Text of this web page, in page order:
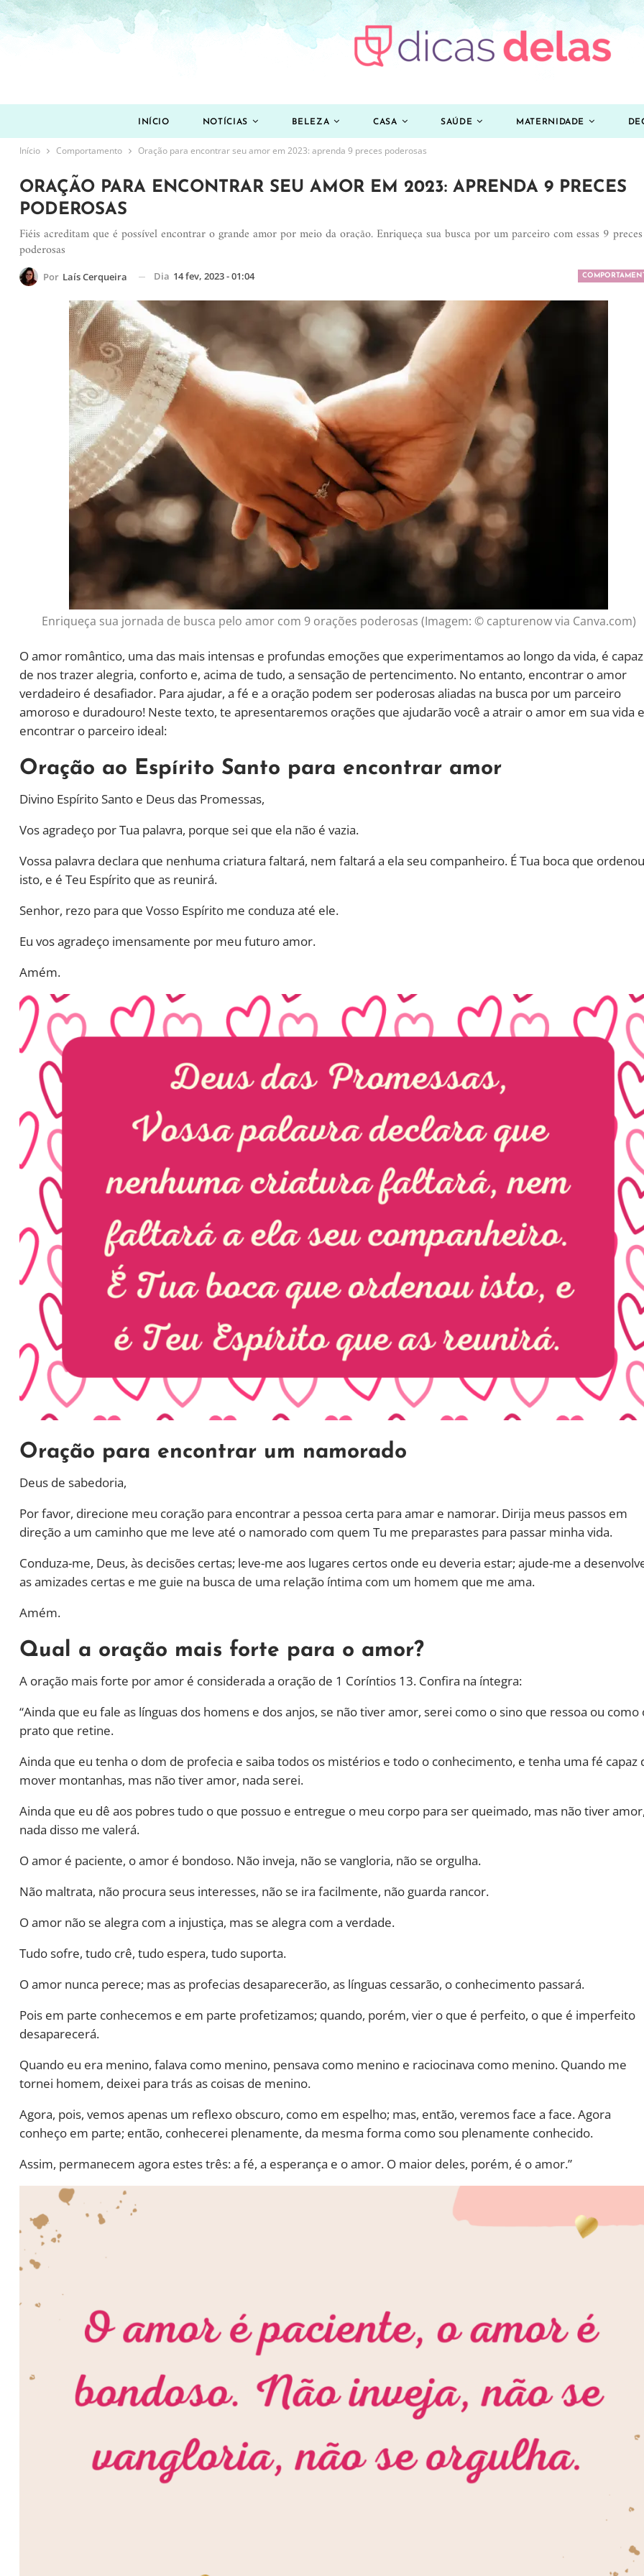
INÍCIO NOTÍCIAS BELEZA CASA SAÚDE MATERNIDADE
Início Comportamento Oração para encontrar seu amor em 2023: aprenda 9 preces poderosas
ORAÇÃO PARA ENCONTRAR SEU AMOR EM 2023: APRENDA 9 PRECES
PODEROSAS
Fiéis acreditam que é possível encontrar o grande amor por meio da oração. Enriqueça sua busca por um parceiro com essas 9 preces
poderosas
Por Laís Cerqueira Dia 14 fev, 2023 - 01:04
Enriqueça sua jornada de busca pelo amor com 9 orações poderosas (Imagem: © capturenow via Canva.com)
O amor romântico, uma das mais intensas e profundas emoções que experimentamos ao longo da vida, é capaz
de nos trazer alegria, conforto e, acima de tudo, a sensação de pertencimento. No entanto, encontrar o amor
verdadeiro é desafiador. Para ajudar, a fé e a oração podem ser poderosas aliadas na busca por um parceiro
amoroso e duradouro! Neste texto, te apresentaremos orações que ajudarão você a atrair o amor em sua vida
encontrar o parceiro ideal:
Oração ao Espírito Santo para encontrar amor
Divino Espírito Santo e Deus das Promessas,
Vos agradeço por Tua palavra, porque sei que ela não é vazia.
Vossa palavra declara que nenhuma criatura faltará, nem faltará a ela seu companheiro. É Tua boca que ordenou
isto, e é Teu Espírito que as reunirá.
Senhor, rezo para que Vosso Espírito me conduza até ele.
Eu vos agradeço imensamente por meu futuro amor.
Amém.
Oração para encontrar um namorado
Deus de sabedoria,
Por favor, direcione meu coração para encontrar a pessoa certa para amar e namorar. Dirija meus passos em
direção a um caminho que me leve até o namorado com quem Tu me preparastes para passar minha vida.
Conduza-me, Deus, às decisões certas; leve-me aos lugares certos onde eu deveria estar; ajude-me a
as amizades certas e me guie na busca de uma relação íntima com um homem que me ama.
Amém.
Qual a oração mais forte para o amor?
A oração mais forte por amor é considerada a oração de 1 Coríntios 13. Confira na íntegra:
“Ainda que eu fale as línguas dos homens e dos anjos, se não tiver amor, serei como o sino que ressoa ou como
prato que retine.
Ainda que eu tenha o dom de profecia e saiba todos os mistérios e todo o conhecimento, e tenha uma fé capaz
mover montanhas, mas não tiver amor, nada serei.
Ainda que eu dê aos pobres tudo o que possuo e entregue o meu corpo para ser queimado, mas não tiver
nada disso me valerá.
O amor é paciente, o amor é bondoso. Não inveja, não se vangloria, não se orgulha.
Não maltrata, não procura seus interesses, não se ira facilmente, não guarda rancor.
O amor não se alegra com a injustiça, mas se alegra com a verdade.
Tudo sofre, tudo crê, tudo espera, tudo suporta.
O amor nunca perece; mas as profecias desaparecerão, as línguas cessarão, o conhecimento passará.
Pois em parte conhecemos e em parte profetizamos; quando, porém, vier o que é perfeito, o que é imperfeito
desaparecerá.
Quando eu era menino, falava como menino, pensava como menino e raciocinava como menino. Quando me
tornei homem, deixei para trás as coisas de menino.
Agora, pois, vemos apenas um reflexo obscuro, como em espelho; mas, então, veremos face a face. Agora
conheço em parte; então, conhecerei plenamente, da mesma forma como sou plenamente conhecido.
Assim, permanecem agora estes três: a fé, a esperança e o amor. O maior deles, porém, é o amor.”